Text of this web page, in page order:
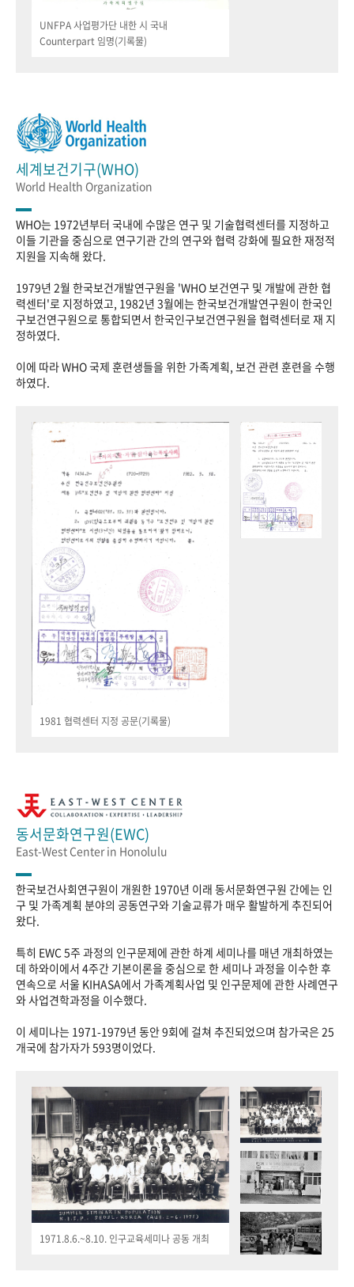
UNFPA 사업평가단 내한 시 국내
Counterpart 임명(기록물)
세계보건기구(WHO)
World Health Organization
WHO는 1972년부터 국내에 수많은 연구 및 기술협력센터를 지정하고
이들 기관을 중심으로 연구기관 간의 연구와 협력 강화에 필요한 재정적
지원을 지속해 왔다.
1979년 2월 한국보건개발연구원을 'WHO 보건연구 및 개발에 관한 협
력센터'로 지정하였고, 1982년 3월에는 한국보건개발연구원이 한국인
구보건연구원으로 통합되면서 한국인구보건연구원을 협력센터로 재 지
정하였다.
이에 따라 WHO 국제 훈련생들을 위한 가족계획, 보건 관련 훈련을 수행
하였다.
1981 협력센터 지정 공문(기록물)
동서문화연구원(EWC)
East-West Center in Honolulu
한국보건사회연구원이 개원한 1970년 이래 동서문화연구원 간에는 인
구 및 가족계획 분야의 공동연구와 기술교류가 매우 활발하게 추진되어
왔다.
특히 EWC 5주 과정의 인구문제에 관한 하계 세미나를 매년 개최하였는
데 하와이에서 4주간 기본이론을 중심으로 한 세미나 과정을 이수한 후
연속으로 서울 KIHASA에서 가족계획사업 및 인구문제에 관한 사례연구
와 사업견학과정을 이수했다.
이 세미나는 1971-1979년 동안 9회에 걸쳐 추진되었으며 참가국은 25
개국에 참가자가 593명이었다.
1971.8.6.~8.10. 인구교육세미나 공동 개최